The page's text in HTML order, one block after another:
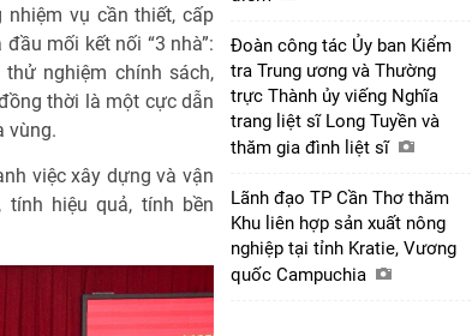
vụ cần thiết, cấp
mối kết nối “3 nhà”:
nghiệm chính sách,
thời là một cực dẫn
vùng.
việc xây dựng và vận
hiệu quả, tính bền
Đoàn công tác Ủy ban Kiểm
tra Trung ương và Thường
trực Thành ủy viếng Nghĩa
trang liệt sĩ Long Tuyền và
thăm gia đình liệt sĩ
Lãnh đạo TP Cần Thơ thăm
Khu liên hợp sản xuất nông
nghiệp tại tỉnh Kratie, Vương
quốc Campuchia